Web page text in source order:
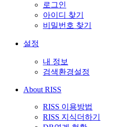
로그인
아이디 찾기
비밀번호 찾기
설정
내 정보
검색환경설정
About RISS
RISS 이용방법
RISS 지식더하기